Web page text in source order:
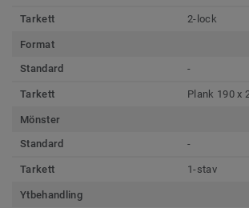
Tarkett 2-lock
Format
Standard
-
Tarkett Plank 190 x
Mönster
Standard
-
Tarkett 1-stav
Ytbehandling